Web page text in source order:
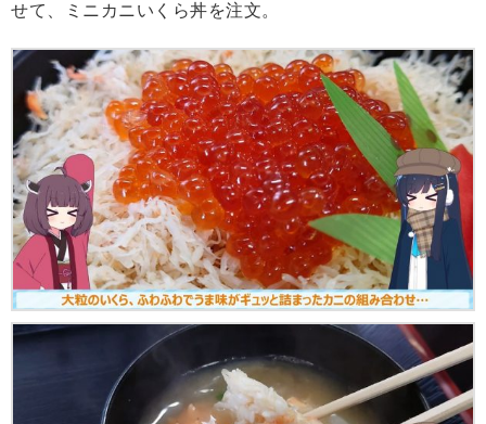
せて、ミニカニいくら丼を注文。